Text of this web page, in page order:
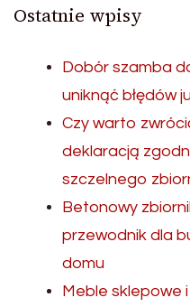
Ostatnie wpisy
Dobór szamba
uniknąć błędów
Czy warto
deklaracją
szczelnego
Betonowy
przewodnik dla
domu
Meble sklepowe